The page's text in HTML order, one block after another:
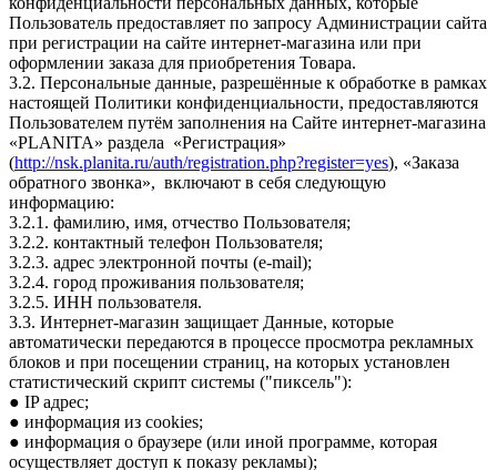
Пользователь предоставляет по запросу Администрации сайта
при регистрации на сайте интернет-магазина или при
оформлении заказа для приобретения Товара.
3.2. Персональные данные, разрешённые к обработке в рамках
настоящей Политики конфиденциальности, предоставляются
Пользователем путём заполнения на Сайте интернет-магазина
«PLANITA» раздела «Регистрация»
(http://nsk.planita.ru/auth/registration.php?register=yes), «Заказа
обратного звонка», включают в себя следующую
информацию:
3.2.1. фамилию, имя, отчество Пользователя;
3.2.2. контактный телефон Пользователя;
3.2.3. адрес электронной почты (e-mail);
3.2.4. город проживания пользователя;
3.2.5. ИНН пользователя.
3.3. Интернет-магазин защищает Данные, которые
автоматически передаются в процессе просмотра рекламных
блоков и при посещении страниц, на которых установлен
статистический скрипт системы ("пиксель"):
● IP адрес;
● информация из cookies;
● информация о браузере (или иной программе, которая
осуществляет доступ к показу рекламы);